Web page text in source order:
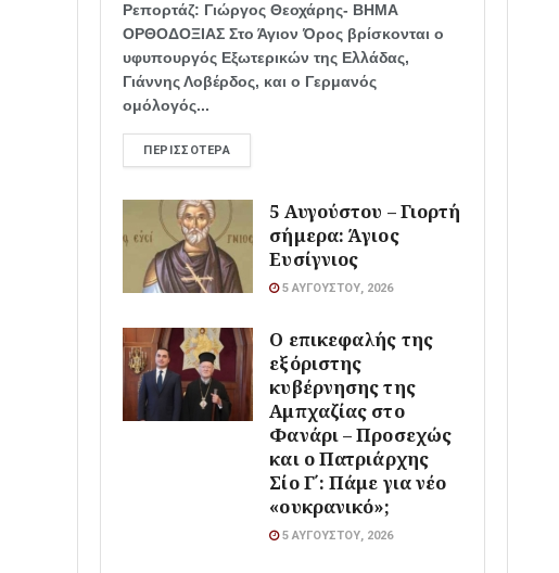
Ρεπορτάζ: Γιώργος Θεοχάρης- ΒΗΜΑ
ΟΡΘΟΔΟΞΙΑΣ Στο Άγιον Όρος βρίσκονται ο
υφυπουργός Εξωτερικών της Ελλάδας,
Γιάννης Λοβέρδος, και ο Γερμανός
ομόλογός...
ΠΕΡΙΣΣΌΤΕΡΑ
5 Αυγούστου – Γιορτή
σήμερα: Άγιος
Ευσίγνιος
5 ΑΥΓΟΎΣΤΟΥ, 2026
Ο επικεφαλής της
εξόριστης
κυβέρνησης της
Αμπχαζίας στο
Φανάρι – Προσεχώς
και ο Πατριάρχης
Σίο Γ΄: Πάμε για νέο
«ουκρανικό»;
5 ΑΥΓΟΎΣΤΟΥ, 2026